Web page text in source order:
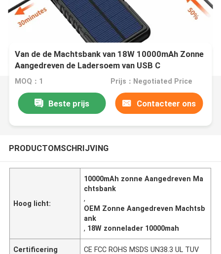
Van de de Machtsbank van 18W 10000mAh Zonne
Aangedreven de Ladersoem van USB C
MOQ：1 Prijs：Negotiated Price
Beste prijs Contacteer ons
PRODUCTOMSCHRIJVING
Hoog licht:
10000mAh zonne Aangedreven Ma
chtsbank
,
OEM Zonne Aangedreven Machtsb
ank
, 18W zonnelader 10000mah
Certificering CE FCC ROHS MSDS UN38.3 UL TUV